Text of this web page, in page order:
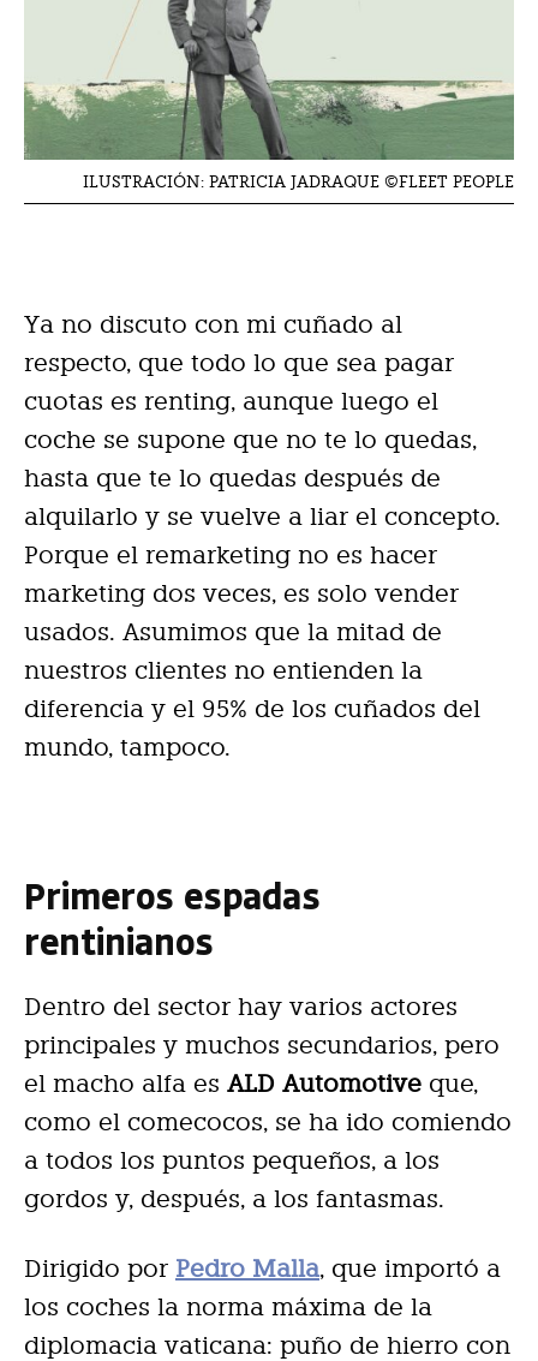
ILUSTRACIÓN: PATRICIA JADRAQUE ©FLEET PEOPLE
Ya no discuto con mi cuñado al
respecto, que todo lo que sea pagar
cuotas es renting, aunque luego el
coche se supone que no te lo quedas,
hasta que te lo quedas después de
alquilarlo y se vuelve a liar el concepto.
Porque el remarketing no es hacer
marketing dos veces, es solo vender
usados. Asumimos que la mitad de
nuestros clientes no entienden la
diferencia y el 95% de los cuñados del
mundo, tampoco.
Primeros espadas
rentinianos
Dentro del sector hay varios actores
principales y muchos secundarios, pero
el macho alfa es ALD Automotive que,
como el comecocos, se ha ido comiendo
a todos los puntos pequeños, a los
gordos y, después, a los fantasmas.
Dirigido por Pedro Malla, que importó a
los coches la norma máxima de la
diplomacia vaticana: puño de hierro con